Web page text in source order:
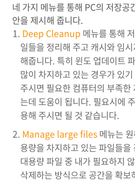
네 가지 메뉴를 통해 PC의 저장공
안을 제시해 줍니다.
Deep Cleanup 메뉴를 통해
일들을 정리해 주고 캐시와 임
해줍니다. 특히 윈도 업데이트
많이 차지하고 있는 경우가 있
주시면 필요한 컴퓨터의 부족한
는데 도움이 됩니다. 필요시에
용해 주시면 될 것 같습니다.
Manage large files메뉴는
용량을 차지하고 있는 파일들
대용량 파일 중 내가 필요하지
삭제하는 방식으로 공간을 확보